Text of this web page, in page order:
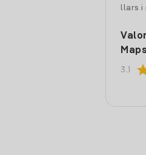
llars i
Maps
3.1